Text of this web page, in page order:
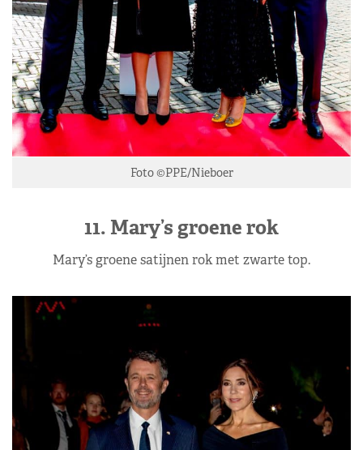
Foto ©PPE/Nieboer
11. Mary’s groene rok
Mary’s groene satijnen rok met zwarte top.